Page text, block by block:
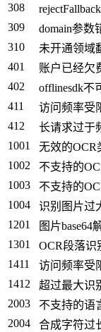
308
309
domain参数
310
未开通领域
401
账户已经欠
402
offlinesdk不
411
访问频率受
412
长请求过于
1001
无效的OCR
1002
不支持的
1003
不支持的
1004
识别图片过
1201
图片base64
1301
OCR段落识
1411
访问频率受
1412
超过最大识
2003
不支持的语
2004
合成字符过